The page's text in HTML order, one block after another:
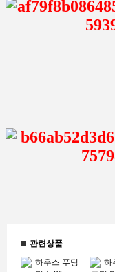
관련상품